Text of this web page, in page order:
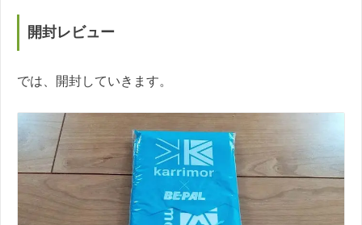
開封レビュー
では、開封していきます。